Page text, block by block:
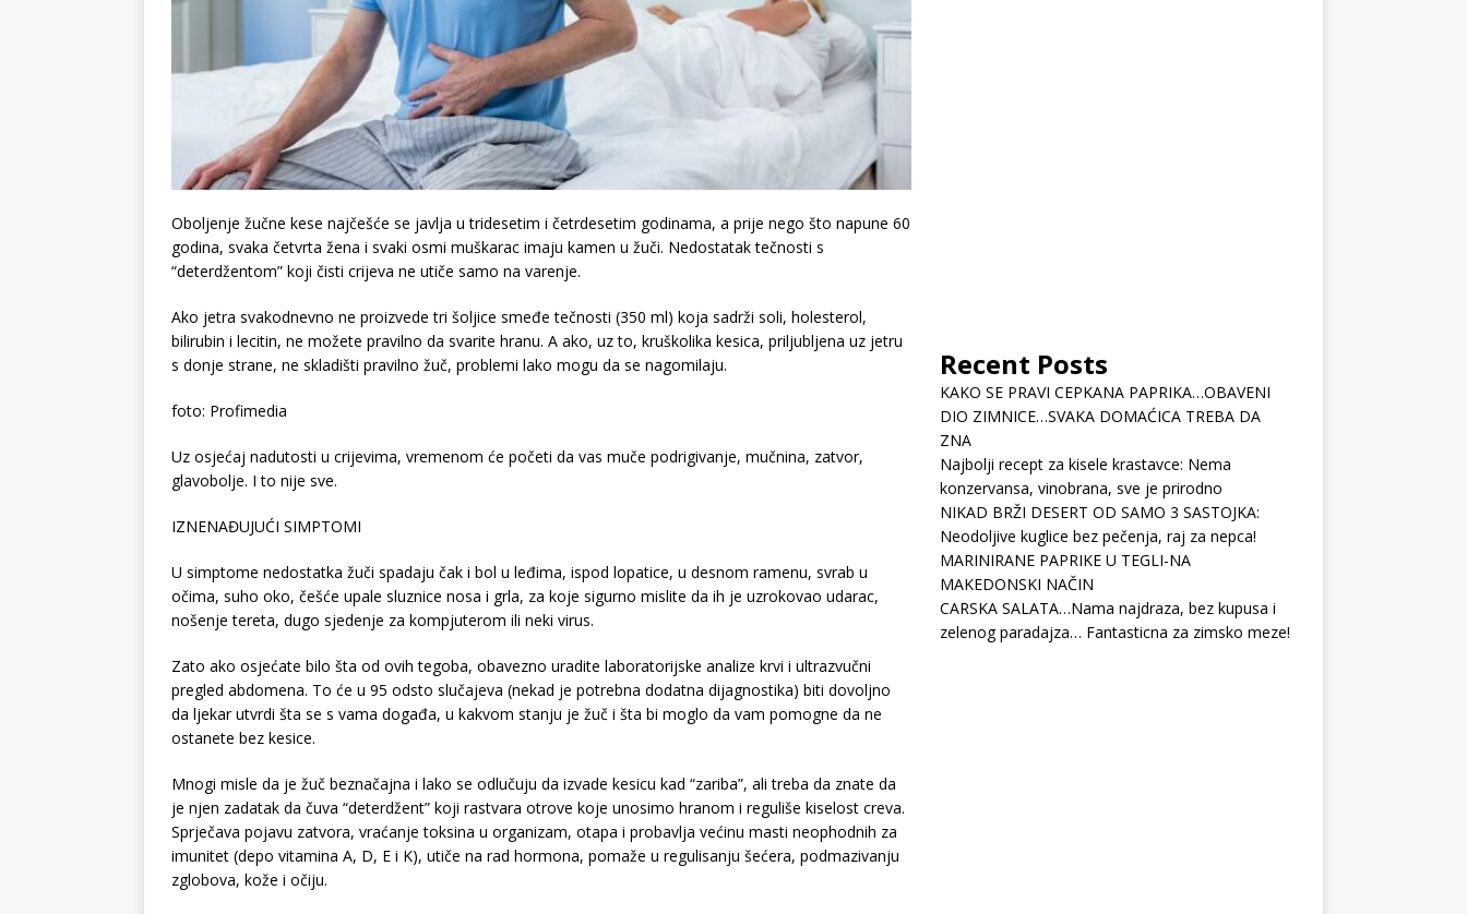
Oboljenje žučne kese najčešće se javlja u tridesetim i četrdesetim godinama, a prije nego što napune 60
godina, svaka četvrta žena i svaki osmi muškarac imaju kamen u žuči. Nedostatak tečnosti s
“deterdžentom” koji čisti crijeva ne utiče samo na varenje.
Ako jetra svakodnevno ne proizvede tri šoljice smeđe tečnosti (350 ml) koja sadrži soli, holesterol,
bilirubin i lecitin, ne možete pravilno da svarite hranu. A ako, uz to, kruškolika kesica, priljubljena uz jetru
s donje strane, ne skladišti pravilno žuč, problemi lako mogu da se nagomilaju.
foto: Profimedia
Uz osjećaj nadutosti u crijevima, vremenom će početi da vas muče podrigivanje, mučnina, zatvor,
glavobolje. I to nije sve.
IZNENAĐUJUĆI SIMPTOMI
U simptome nedostatka žuči spadaju čak i bol u leđima, ispod lopatice, u desnom ramenu, svrab u
očima, suho oko, češće upale sluznice nosa i grla, za koje sigurno mislite da ih je uzrokovao udarac,
nošenje tereta, dugo sjedenje za kompjuterom ili neki virus.
Zato ako osjećate bilo šta od ovih tegoba, obavezno uradite laboratorijske analize krvi i ultrazvučni
pregled abdomena. To će u 95 odsto slučajeva (nekad je potrebna dodatna dijagnostika) biti dovoljno
da ljekar utvrdi šta se s vama događa, u kakvom stanju je žuč i šta bi moglo da vam pomogne da ne
ostanete bez kesice.
Mnogi misle da je žuč beznačajna i lako se odlučuju da izvade kesicu kad “zariba”, ali treba da znate da
je njen zadatak da čuva “deterdžent” koji rastvara otrove koje unosimo hranom i reguliše kiselost creva.
Sprječava pojavu zatvora, vraćanje toksina u organizam, otapa i probavlja većinu masti neophodnih za
imunitet (depo vitamina A, D, E i K), utiče na rad hormona, pomaže u regulisanju šećera, podmazivanju
zglobova, kože i očiju.
Recent Posts
KAKO SE PRAVI CEPKANA PAPRIKA…OBAVENI
DIO ZIMNICE…SVAKA DOMAĆICA TREBA DA
ZNA
Najbolji recept za kisele krastavce: Nema
konzervansa, vinobrana, sve je prirodno
NIKAD BRŽI DESERT OD SAMO 3 SASTOJKA:
Neodoljive kuglice bez pečenja, raj za nepca!
MARINIRANE PAPRIKE U TEGLI-NA
MAKEDONSKI NAČIN
CARSKA SALATA…Nama najdraza, bez kupusa i
zelenog paradajza… Fantasticna za zimsko meze!